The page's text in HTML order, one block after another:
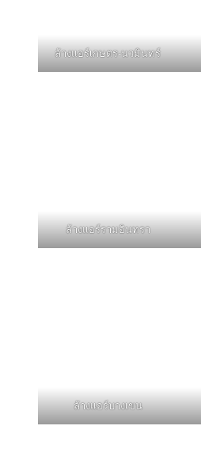
ล้างแอร์เกษตร-นวมินทร์
ล้างแอร์รามอินทรา
ล้างแอร์บางเขน